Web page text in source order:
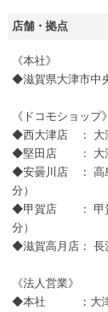
店舗・拠点
《本社》
◆滋賀県大津市中
《ドコモショップ》
◆西大津店 ： 大
◆堅田店 ： 大津
◆安曇川店 ： 高
分）
◆甲賀店 ： 甲賀
分）
◆滋賀高月店： 長
《法人営業》
◆本社 ：大津市